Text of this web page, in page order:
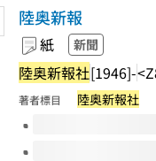
陸奥新報
紙 新聞
陸奥新報社[1946]-
著者標目 陸奥新報社
このタイトルの巻号